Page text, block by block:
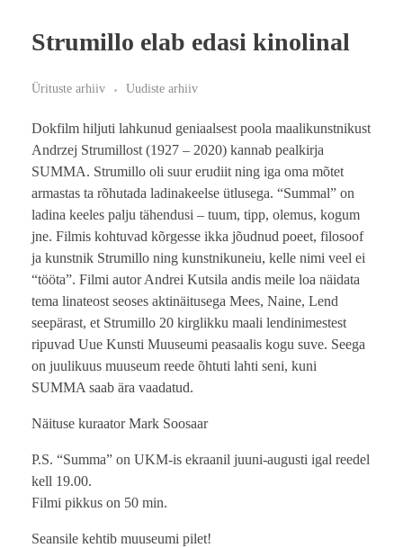
Strumillo elab edasi kinolinal
Ürituste arhiiv Uudiste arhiiv
Dokfilm hiljuti lahkunud geniaalsest poola maalikunstnikust
Andrzej Strumillost (1927 – 2020) kannab pealkirja
SUMMA. Strumillo oli suur erudiit ning iga oma mõtet
armastas ta rõhutada ladinakeelse ütlusega. “Summal” on
ladina keeles palju tähendusi – tuum, tipp, olemus, kogum
jne. Filmis kohtuvad kõrgesse ikka jõudnud poeet, filosoof
ja kunstnik Strumillo ning kunstnikuneiu, kelle nimi veel ei
“tööta”. Filmi autor Andrei Kutsila andis meile loa näidata
tema linateost seoses aktinäitusega Mees, Naine, Lend
seepärast, et Strumillo 20 kirglikku maali lendinimestest
ripuvad Uue Kunsti Muuseumi peasaalis kogu suve. Seega
on juulikuus muuseum reede õhtuti lahti seni, kuni
SUMMA saab ära vaadatud.
Näituse kuraator Mark Soosaar
P.S. “Summa” on UKM-is ekraanil juuni-augusti igal reedel
kell 19.00.
Filmi pikkus on 50 min.
Seansile kehtib muuseumi pilet!